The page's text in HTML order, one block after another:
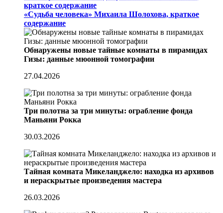
краткое содержание
«Судьба человека» Михаила Шолохова, краткое
содержание
Обнаружены новые тайные комнаты в пирамидах
Гизы: данные мюонной томографии
27.04.2026
Три полотна за три минуты: ограбление фонда
Маньяни Рокка
30.03.2026
Тайная комната Микеланджело: находка из архивов
и нераскрытые произведения мастера
26.03.2026